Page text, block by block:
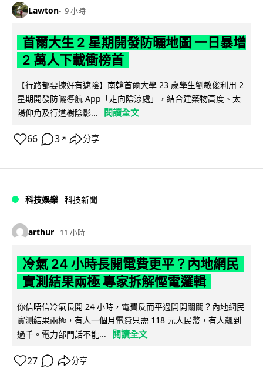
Lawton 9 小時
首爾大生 2 星期開發防曬地圖 一日暴增
2 萬人下載衝榜首
【行路都要揀好有遮陰】南韓首爾大學 23 歲學生劉敏俊利用 2
星期開發防曬導航 App「走向陰涼處」，結合建築物高度、太
陽仰角及行道樹陰影...
閱讀全文
66 3 ↗ 分享
科技娛樂 科技新聞
arthur 11 小時
冷氣 24 小時長開電費更平？內地網民
實測結果兩極 專家拆解慳電邏輯
你信唔信冷氣長開 24 小時，電費反而平過開開關關？內地網民
實測結果兩極，有人一個月電費只需 118 元人民幣，有人飆到
過千。電力部門話不能...
閱讀全文
27 分享